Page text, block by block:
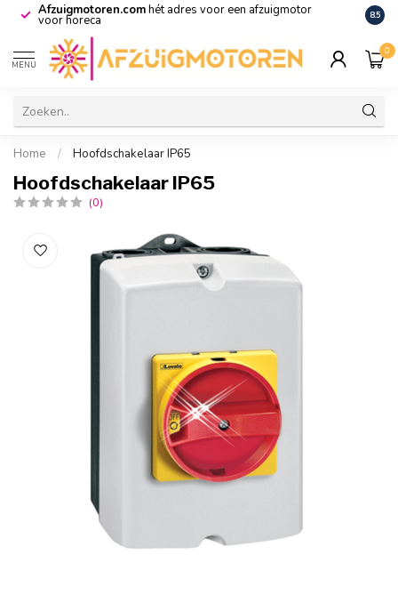
Afzuigmotoren.comhét adres voor een afzuigmotor
voor horeca De
8.5
MENU
0
Home / Hoofdschakelaar IP65
Hoofdschakelaar IP65
(0)